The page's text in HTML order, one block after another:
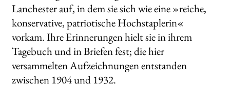
Lanchester auf, in dem sie sich wie eine »reiche,
konservative, patriotische Hochstaplerin«
vorkam. Ihre Erinnerungen hielt sie in ihrem
Tagebuch und in Briefen fest; die hier
versammelten Aufzeichnungen entstanden
zwischen 1904 und 1932.